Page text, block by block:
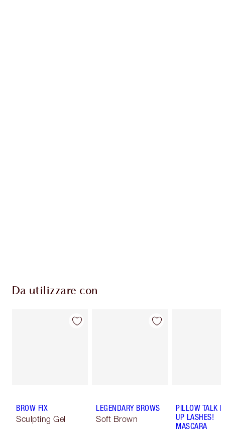
Da utilizzare con
BROW FIX
Sculpting Gel
LEGENDARY BROWS
Soft Brown
PILLOW TALK
UP LASHES!
MASCARA